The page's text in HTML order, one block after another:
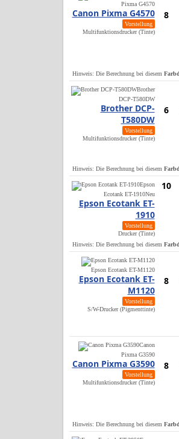
Pixma G4570
Canon Pixma G4570
Vorstellung
Multifunktionsdrucker (Tinte)
8
Hinweis: Die Berechnung bei diesem
Brother
DCP-T580DW
Brother DCP-
T580DW
Vorstellung
Multifunktionsdrucker (Tinte)
6
Hinweis: Die Berechnung bei diesem
Epson
Ecotank ET-1910Neu
Epson Ecotank ET-
1910
Vorstellung
Drucker (Tinte)
10
Hinweis: Die Berechnung bei diesem
Epson Ecotank ET-M1120
Epson Ecotank ET-
M1120
Vorstellung
S/W-Drucker (Pigmenttinte)
8
Canon
Pixma G3590
Canon Pixma G3590
Vorstellung
Multifunktionsdrucker (Tinte)
8
Hinweis: Die Berechnung bei diesem